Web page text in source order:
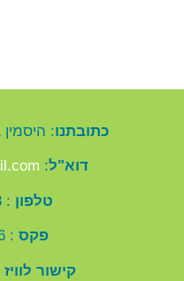
כתובתנו: היסמין 1 רמת אפעל (רמת גן)
דוא"ל:
טלפון : 03-534-4458
פקס : 03-534-6376
קישור לוויז